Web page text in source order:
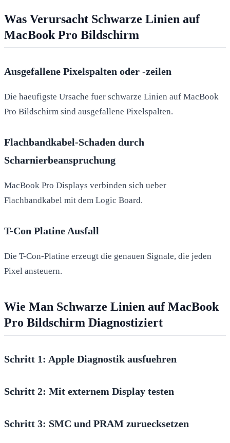
Was Verursacht Schwarze Linien auf
MacBook Pro Bildschirm
Ausgefallene Pixelspalten oder -zeilen
Die haeufigste Ursache fuer schwarze Linien auf MacBook
Pro Bildschirm sind ausgefallene Pixelspalten.
Flachbandkabel-Schaden durch
Scharnierbeanspruchung
MacBook Pro Displays verbinden sich ueber
Flachbandkabel mit dem Logic Board.
T-Con Platine Ausfall
Die T-Con-Platine erzeugt die genauen Signale, die jeden
Pixel ansteuern.
Wie Man Schwarze Linien auf MacBook
Pro Bildschirm Diagnostiziert
Schritt 1: Apple Diagnostik ausfuehren
Schritt 2: Mit externem Display testen
Schritt 3: SMC und PRAM zuruecksetzen